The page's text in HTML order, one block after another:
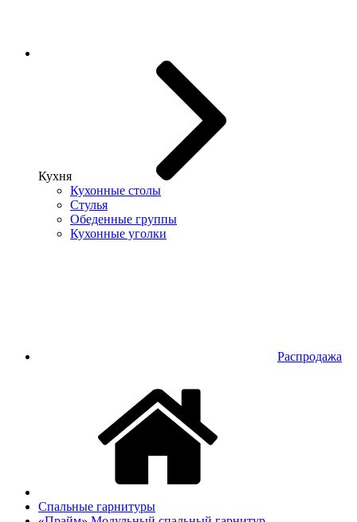
Кухня
Кухонные столы
Стулья
Обеденные группы
Кухонные уголки
Распродажа
Спальные гарнитуры